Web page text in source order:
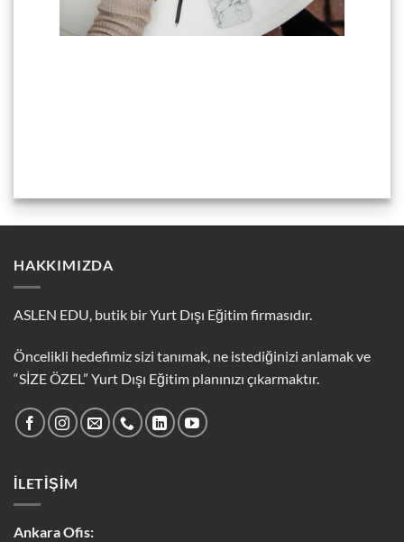
HAKKIMIZDA
ASLEN EDU, butik bir Yurt Dışı Eğitim firmasıdır.
Öncelikli hedefimiz sizi tanımak, ne istediğinizi anlamak ve
“SİZE ÖZEL” Yurt Dışı Eğitim planınızı çıkarmaktır.
İLETİŞİM
Ankara Ofis: